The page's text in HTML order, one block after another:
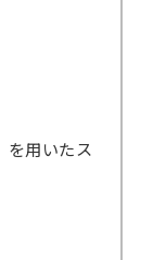
用いたス